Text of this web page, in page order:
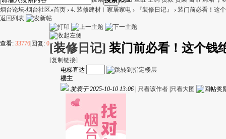
烟台论坛-烟台社区»首页 › 4. 装修建材︱家居家电 › 『装修日记』 › 装门前必看！这
返回列表
查看: 33776 回复: 0[装修日记] 装门前必看！这个钱
[复制链接]
电梯直达
楼主
发表于 2025-10-10 13:06
只看该作者 只看大图